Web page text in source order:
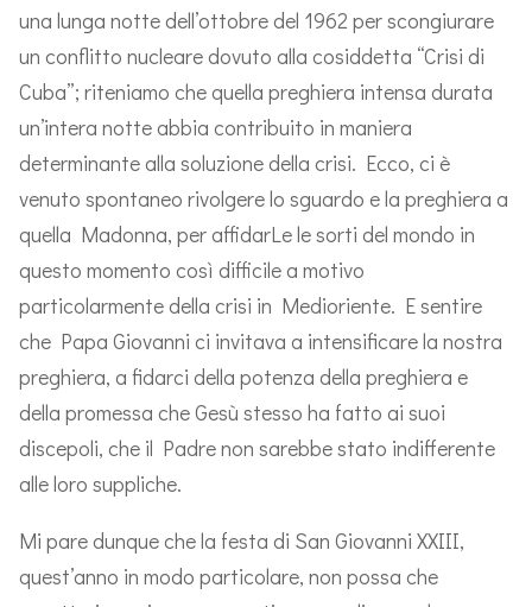
una lunga notte dell’ottobre del 1962 per scongiurare
un conflitto nucleare dovuto alla cosiddetta “Crisi di
Cuba”; riteniamo che quella preghiera intensa durata
un’intera notte abbia contribuito in maniera
determinante alla soluzione della crisi. Ecco, ci è
venuto spontaneo rivolgere lo sguardo e la preghiera a
quella Madonna, per affidarLe le sorti del mondo in
questo momento così difficile a motivo
particolarmente della crisi in Medioriente. E sentire
che Papa Giovanni ci invitava a intensificare la nostra
preghiera, a fidarci della potenza della preghiera e
della promessa che Gesù stesso ha fatto ai suoi
discepoli, che il Padre non sarebbe stato indifferente
alle loro suppliche.
Mi pare dunque che la festa di San Giovanni XXIII,
quest’anno in modo particolare, non possa che